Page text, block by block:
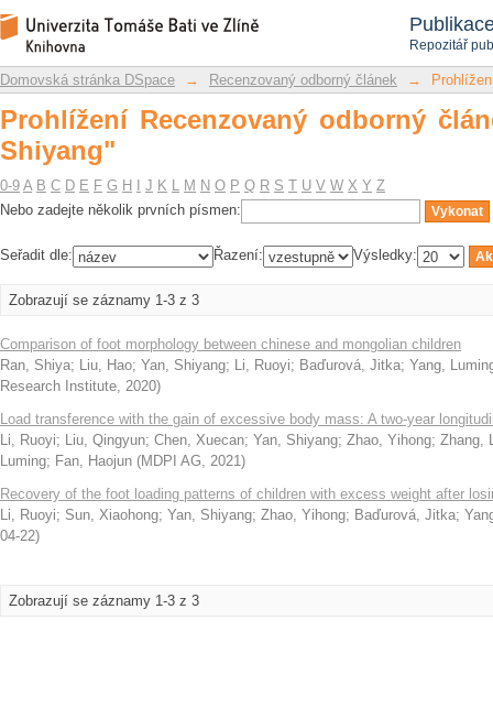
Repozitář
Prohlížení Recenzovaný odborný
Repozitář DSpace/Manakin
Domovská stránka DSpace → Recenzovaný odborný článek →
Prohlížení Recenzovaný odborný
Shiyang"
0-9 A B C D E F G H J K L M N O P Q R S T U V W X Y Z
Nebo zadejte několik prvních písmen:
Seřadit dle: Řazení: Výsledky:
Zobrazují se záznamy 1-3 z 3
Comparison of foot morphology between chinese and mongolian children
Ran, Shiya; Liu, Hao; Yan, Shiyang; Li, Ruoyi; Baďurová, Jitka; Yang,
Research Institute, 2020)
Load transference with the gain of excessive body mass: A two-year
Li, Ruoyi; Liu, Qingyun; Chen, Xuecan; Yan, Shiyang; Zhao, Yihong; Zhang,
Luming; Fan, Haojun (MDPI AG, 2021)
Recovery of the foot loading patterns of children with excess weight after
Li, Ruoyi; Sun, Xiaohong; Yan, Shiyang; Zhao, Yihong; Baďurová, Jitka;
04-22)
Zobrazují se záznamy 1-3 z 3